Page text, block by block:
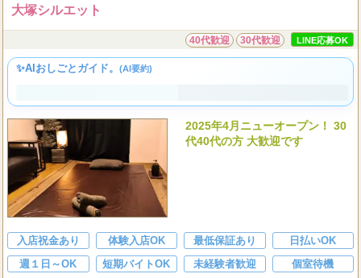
大塚シルエット
40代歓迎 30代歓迎 LINE応募OK
✨AIおしごとガイド。 (AI要約)
2025年4月ニューオープン！ 30
代40代の方 大歓迎です
入店祝金あり 体験入店OK 最低保証あり
日払いOK
週１日～OK
短期バイトOK 未経験者歓迎
個室待機